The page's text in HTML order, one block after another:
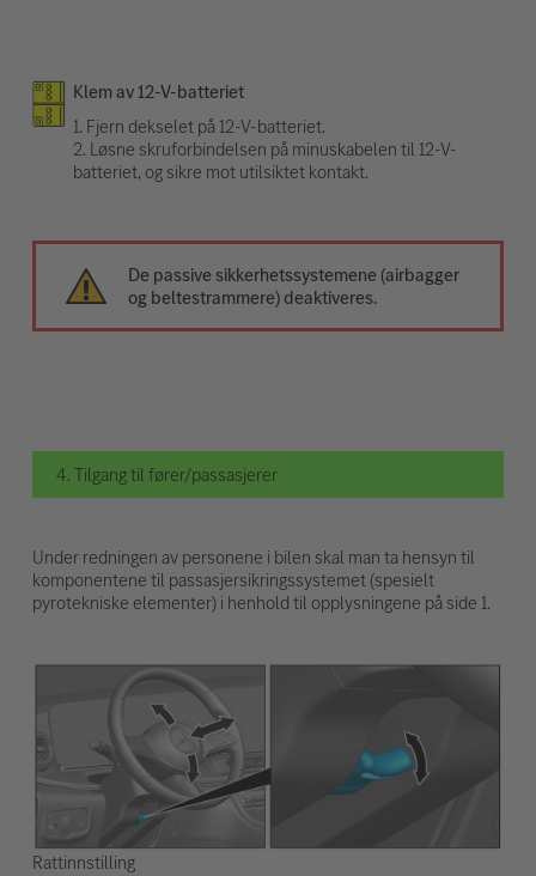
Klem av 12-V-batteriet
1. Fjern dekselet på 12-V-batteriet.
2. Løsne skruforbindelsen på minuskabelen til 12-V-
batteriet, og sikre mot utilsiktet kontakt.
De passive sikkerhetssystemene (airbagger
og beltestrammere) deaktiveres.
4. Tilgang til fører/passasjerer
Under redningen av personene i bilen skal man ta hensyn til
komponentene til passasjersikringssystemet (spesielt
pyrotekniske elementer) i henhold til opplysningene på side 1.
Rattinnstilling